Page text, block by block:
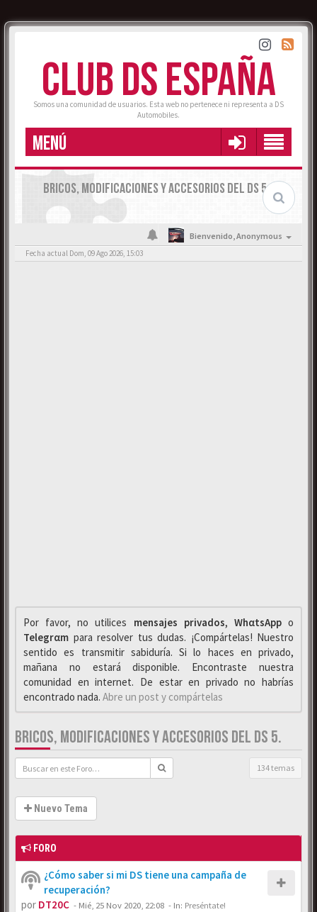
CLUB DS ESPAÑA
Somos una comunidad de usuarios. Esta web no pertenece ni representa a DS
Automobiles.
MENÚ
BRICOS, MODIFICACIONES Y ACCESORIOS DEL DS 5.
Bienvenido,Anonymous
Fecha actual Dom, 09 Ago 2026, 15:03
Por favor, no utilices mensajes privados, WhαtsAppo
Telegrαm para resolver tus dudas. ¡Compártelas! Nuestro
sentido es transmitir sabiduría. Si lo haces en privado,
mañana no estará disponible. Encontraste nuestra
comunidad en internet. De estar en privado no habrías
encontrado nada. Abre un post y compártelas
BRICOS, MODIFICACIONES Y ACCESORIOS DEL DS 5.
134 temas
Nuevo Tema
FORO
¿Cómo saber si mi DS tiene una campaña de
recuperación?
por DT20C - Mié, 25 Nov 2020, 22:08 - In: Preséntate!